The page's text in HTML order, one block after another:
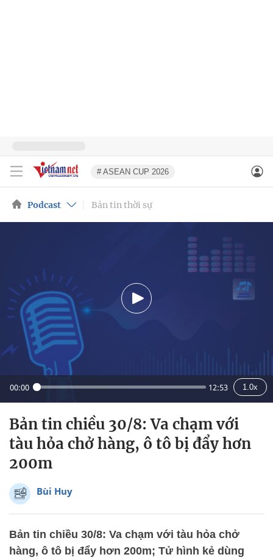
# ASEAN CUP 2026
Podcast Bản tin thời sự
00:00 12:53 1.0x
Bản tin chiều 30/8: Va chạm với
tàu hỏa chở hàng, ô tô bị đẩy hơn
200m
Bùi Huy
Bản tin chiều 30/8: Va chạm với tàu hỏa chở
hàng, ô tô bị đẩy hơn 200m; Tử hình kẻ dùng